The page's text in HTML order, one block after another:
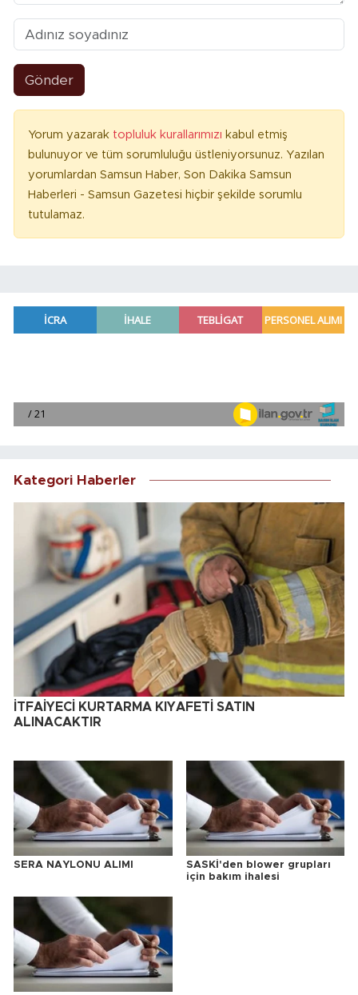
Gönder
Yorum yazarak topluluk kurallarımızı kabul etmiş
bulunuyor ve tüm sorumluluğu üstleniyorsunuz. Yazılan
yorumlardan Samsun Haber, Son Dakika Samsun
Haberleri - Samsun Gazetesi hiçbir şekilde sorumlu
tutulamaz.
Kategori Haberler
İTFAİYECİ KURTARMA KIYAFETİ SATIN
ALINACAKTIR
SERA NAYLONU ALIMI
SASKİ'den blower grupları
için bakım ihalesi